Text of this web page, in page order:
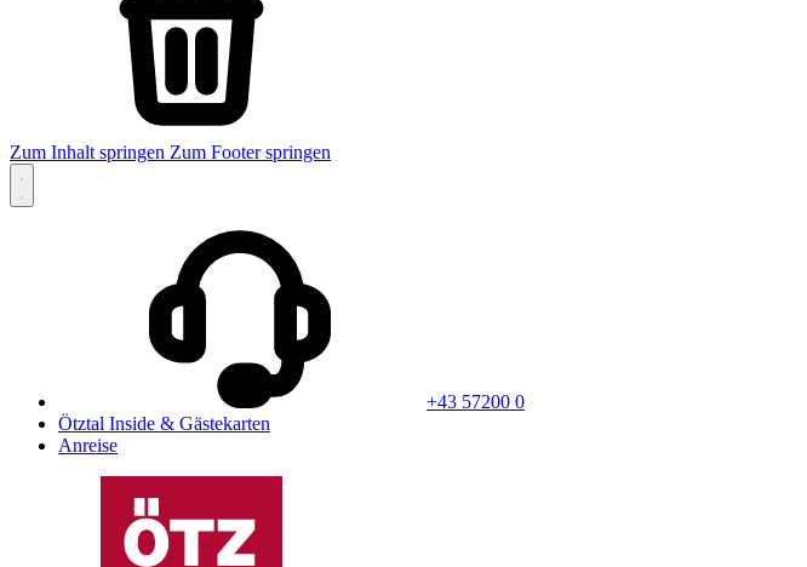
Zum Inhalt springen Zum Footer springen
+43 57200 0
Ötztal Inside & Gästekarten
Anreise